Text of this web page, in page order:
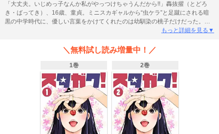
「大丈夫。いじめっ子なんか私がやっつけちゃうんだから!!」轟抜擢（とどろ
き・ばってき）、16歳、童貞。ミニスカギャルから“虫ケラ”と足蹴にされる暗
黒の中学時代に、優しい言葉をかけてくれたのは幼馴染の桃子だけだった。卒
業後、桃子は超異色のスター養成学校法人「私立流星学園」に進学。スーパー
スが飛び込んでくる。「山本桃子、熱愛発覚！」。恋愛禁止の禁忌を犯した彼
件…それは「童貞を守ること」。激カワ女子たちの誘惑に打ち勝ち、「星」に
なることができるのか…!?
もっと詳細を見る▼
＼無料試し読み増量中！／
1巻 2巻